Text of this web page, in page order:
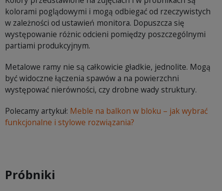
kolorami poglądowymi i mogą odbiegać od rzeczywistych
w zależności od ustawień monitora. Dopuszcza się
występowanie różnic odcieni pomiędzy poszczególnymi
partiami produkcyjnym.
Metalowe ramy nie są całkowicie gładkie, jednolite. Mogą
być widoczne łączenia spawów a na powierzchni
występować nierówności, czy drobne wady struktury.
Polecamy artykuł: Meble na balkon w bloku – jak wybrać
funkcjonalne i stylowe rozwiązania?
Próbniki